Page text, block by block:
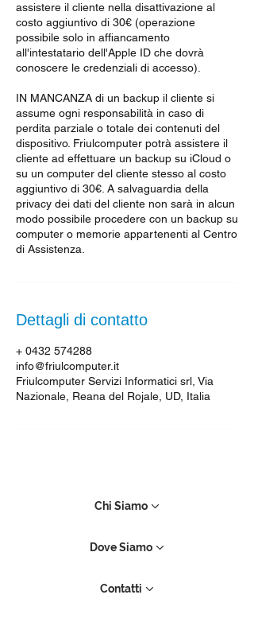
assistere il cliente nella disattivazione al
costo aggiuntivo di 30€ (operazione
possibile solo in affiancamento
all'intestatario dell'Apple ID che dovrà
conoscere le credenziali di accesso).
IN MANCANZA di un backup il cliente si
assume ogni responsabilità in caso di
perdita parziale o totale dei contenuti del
dispositivo. Friulcomputer potrà assistere il
cliente ad effettuare un backup su iCloud o
su un computer del cliente stesso al costo
aggiuntivo di 30€. A salvaguardia della
privacy dei dati del cliente non sarà in alcun
modo possibile procedere con un backup su
computer o memorie appartenenti al Centro
Dettagli di contatto
+ 0432 574288
info@friulcomputer.it
Friulcomputer Servizi Informatici srl, Via
Nazionale, Reana del Rojale, UD, Italia
Chi Siamo
Dove Siamo
Contatti